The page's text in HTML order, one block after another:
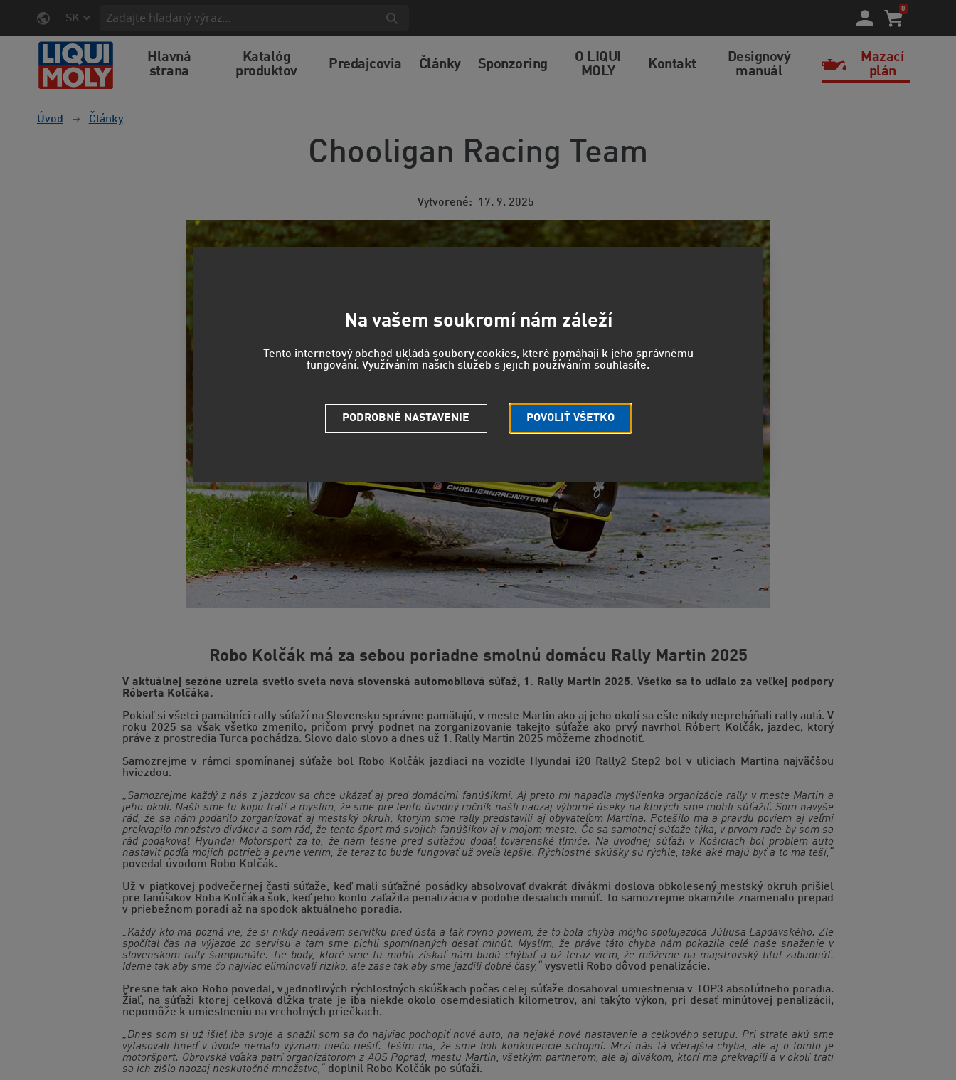
SK
0
Hlavná
strana
Katalóg
produktov
Predajcovia Články Sponzoring
O LIQUI
MOLY
Kontakt
Designový
manuál
Mazací
plán
Úvod Články
Chooligan Racing Team
Vytvorené 17. 9. 2025
Robo Kolčák má za sebou poriadne smolnú domácu Rally Martin 2025
V aktuálnej sezóne uzrela svetlo sveta nová slovenská automobilová súťaž, 1. Rally Martin 2025. Všetko sa to udialo za veľkej podpory
Róberta Kolčáka.
Pokiaľ si všetci pamätníci rally súťaží na Slovensku správne pamätajú, v meste Martin ako aj jeho okolí sa ešte nikdy nepreháňali rally autá. V
roku 2025 sa však všetko zmenilo, pričom prvý podnet na zorganizovanie takejto súťaže ako prvý navrhol Róbert Kolčák, jazdec, ktorý
práve z prostredia Turca pochádza. Slovo dalo slovo a dnes už 1. Rally Martin 2025 môžeme zhodnotiť.
Samozrejme v rámci spomínanej súťaže bol Robo Kolčák jazdiaci na vozidle Hyundai i20 Rally2 Step2 bol v uliciach Martina najväčšou
hviezdou.
„Samozrejme každý z nás z jazdcov sa chce ukázať aj pred domácimi fanúšikmi. Aj preto mi napadla myšlienka organizácie rally v meste Martin a
jeho okolí. Našli sme tu kopu tratí a myslím, že sme pre tento úvodný ročník našli naozaj výborné úseky na ktorých sme mohli súťažiť. Som navyše
rád, že sa nám podarilo zorganizovať aj mestský okruh, ktorým sme rally predstavili aj obyvateľom Martina. Potešilo ma a pravdu poviem aj veľmi
prekvapilo množstvo divákov a som rád, že tento šport má svojich fanúšikov aj v mojom meste. Čo sa samotnej súťaže týka, v prvom rade by som sa
rád poďakoval Hyundai Motorsport za to, že nám tesne pred súťažou dodal továrenské tlmiče. Na úvodnej súťaži v Košiciach bol problém auto
nastaviť podľa mojich potrieb a pevne verím, že teraz to bude fungovať už oveľa lepšie. Rýchlostné skúšky sú rýchle, také aké majú byť a to ma teší,“
povedal úvodom Robo Kolčák.
Už v piatkovej podvečernej časti súťaže, keď mali súťažné posádky absolvovať dvakrát divákmi doslova obkolesený mestský okruh prišiel
pre fanúšikov Roba Kolčáka šok, keď jeho konto zaťažila penalizácia v podobe desiatich minúť. To samozrejme okamžite znamenalo prepad
v priebežnom poradí až na spodok aktuálneho poradia.
„Každý kto ma pozná vie, že si nikdy nedávam servítku pred ústa a tak rovno poviem, že to bola chyba môjho spolujazdca Júliusa Lapdavského. Zle
spočítal čas na výjazde zo servisu a tam sme pichli spomínaných desať minút. Myslím, že práve táto chyba nám pokazila celé naše snaženie v
slovenskom rally šampionáte. Tie body, ktoré sme tu mohli získať nám budú chýbať a už teraz viem, že môžeme na majstrovský titul zabudnúť.
Ideme tak aby sme čo najviac eliminovali riziko, ale zase tak aby sme jazdili dobré časy,“
vysvetli Robo dôvod penalizácie.
Presne tak ako Robo povedal, v jednotlivých rýchlostných skúškach počas celej súťaže dosahoval umiestnenia v TOP3 absolútneho poradia.
Žiaľ, na súťaži ktorej celková dĺžka trate je iba niekde okolo osemdesiatich kilometrov, ani takýto výkon, pri desať minútovej penalizácii,
nepomôže k umiestneniu na vrcholných priečkach.
„Dnes som si už išiel iba svoje a snažil som sa čo najviac pochopiť nové auto, na nejaké nové nastavenie a celkového setupu. Pri strate akú sme
vyfasovali hneď v úvode nemalo význam niečo riešiť. Teším ma, že sme boli konkurencie schopní. Mrzí nás tá včerajšia chyba, ale aj o tomto je
motoršport. Obrovská vďaka patrí organizátorom z AOS Poprad, mestu Martin, všetkým partnerom, ale aj divákom, ktorí ma prekvapili a v okolí tratí
sa ich zišlo naozaj neskutočné množstvo,“
doplnil Robo Kolčák po súťaži.
Na vašem soukromí nám záleží
Tento internetový obchod ukládá soubory cookies, které pomáhají k jeho správnému
fungování. Využíváním našich služeb s jejich používáním souhlasíte.
POVOLIŤ VŠETKO
PODROBNÉ NASTAVENIE